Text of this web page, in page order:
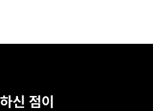
신 점이